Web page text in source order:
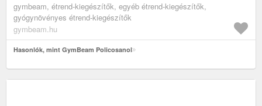
gymbeam, étrend-kiegészítők, egyéb étrend-kiegészítők,
gyógynövényes étrend-kiegészítők
gymbeam.hu
Hasonlók, mint GymBeam Policosanol